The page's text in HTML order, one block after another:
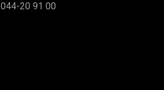
044-20 91 00